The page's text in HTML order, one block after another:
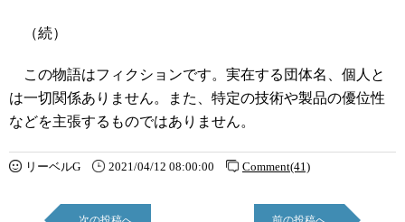
（続）
この物語はフィクションです。実在する団体名、個人と
は一切関係ありません。また、特定の技術や製品の優位性
などを主張するものではありません。
リーベルG 2021/04/12 08:00:00 Comment(41)